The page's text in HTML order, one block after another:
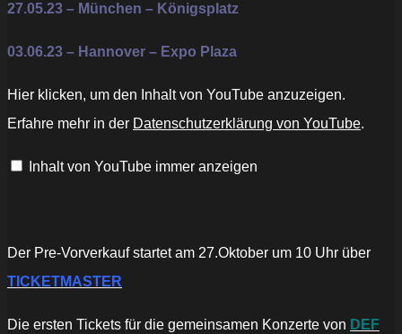
27.05.23 – München – Königsplatz
03.06.23 – Hannover – Expo Plaza
„MÖTLEY
CRÜE
DEF
‘THE
anzeigen
Hier klicken, um den Inhalt von YouTube anzuzeigen.
Erfahre mehr in der Datenschutzerklärung von YouTube.
Inhalt von YouTube immer anzeigen
Der Pre-Vorverkauf startet am 27.Oktober um 10 Uhr über
TICKETMASTER
Die ersten Tickets für die gemeinsamen Konzerte von DEF